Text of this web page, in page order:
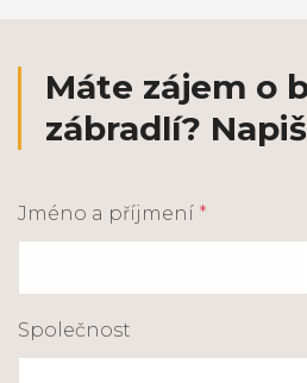
Máte zájem o
zábradlí?
Jméno a příjmení *
Společnost